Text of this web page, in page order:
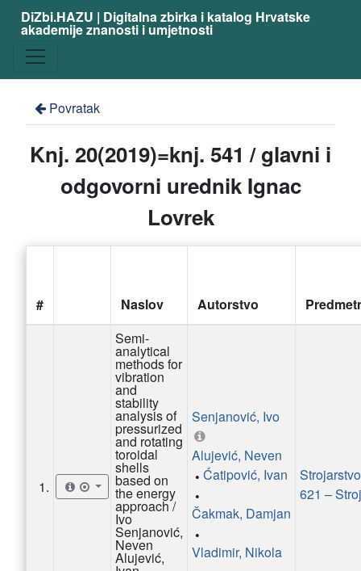
DiZbi.HAZU | Digitalna zbirka i katalog Hrvatske
akademije znanosti i umjetnosti
Povratak
Knj. 20(2019)=knj. 541 / glavni i
odgovorni urednik Ignac
Lovrek
# Naslov Autorstvo
1.
Semi-
analytical
methods for
vibration
and
stability
analysis of
pressurized
and rotating
toroidal
shells
based on
the energy
approach /
Ivo
Senjanović,
Neven
Alujević,
Senjanović, Ivo
Alujević, Neven
• Ćatipović, Ivan
•
Čakmak, Damjan
•
Vladimir, Nikola
621 –